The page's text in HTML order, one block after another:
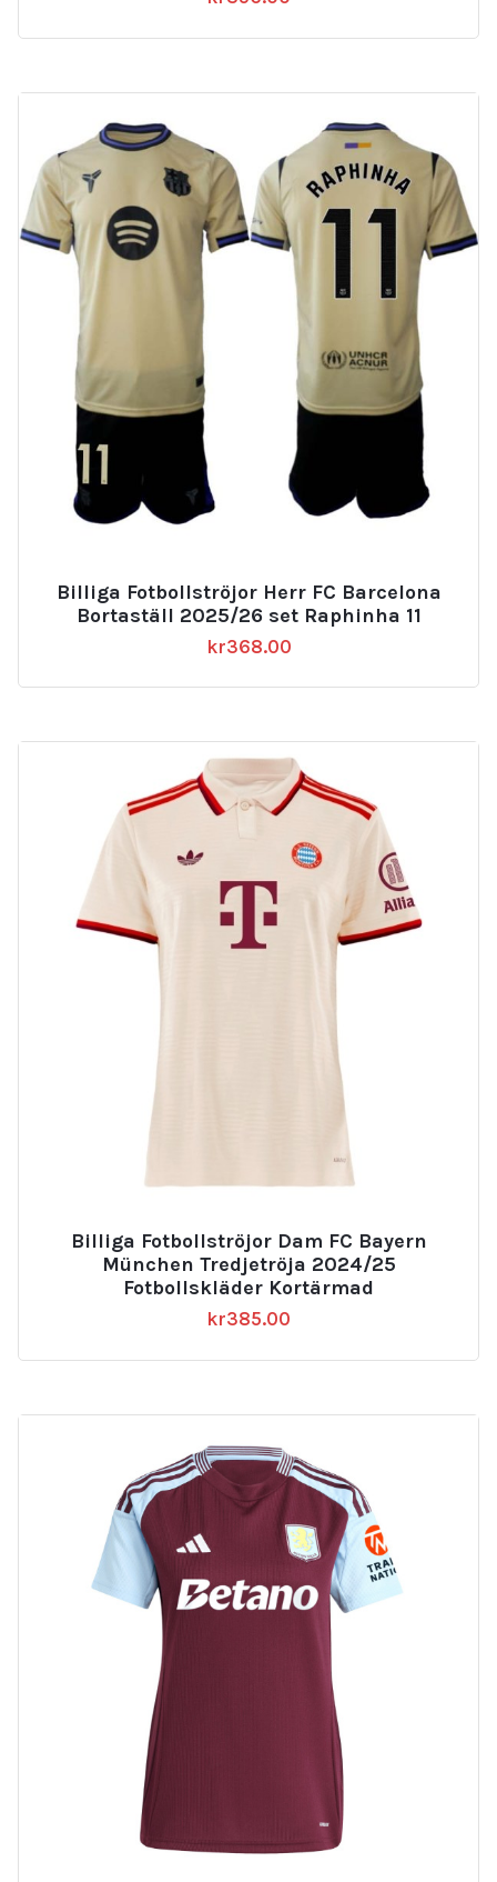
Billiga Fotbollströjor Herr FC Barcelona
Bortaställ 2025/26 set Raphinha 11
kr368.00
Billiga Fotbollströjor Dam FC Bayern
München Tredjetröja 2024/25
Fotbollskläder Kortärmad
kr385.00